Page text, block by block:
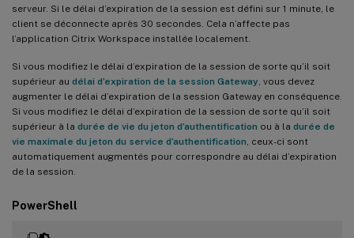
serveur. Si le délai d’expiration de la session est défini sur 1 minute, le
client se déconnecte après 30 secondes. Cela n’affecte pas
l’application Citrix Workspace installée localement.
Si vous modifiez le délai d’expiration de la session de sorte qu’il soit
supérieur au délai d’expiration de la session Gateway , vous devez
augmenter le délai d’expiration de la session Gateway en conséquence.
Si vous modifiez le délai d’expiration de la session de sorte qu’il soit
supérieur à la durée de vie du jeton d’authentification ou à la durée de
vie maximale du jeton du service d’authentification , ceux-ci sont
automatiquement augmentés pour correspondre au délai d’expiration
de la session.
PowerShell